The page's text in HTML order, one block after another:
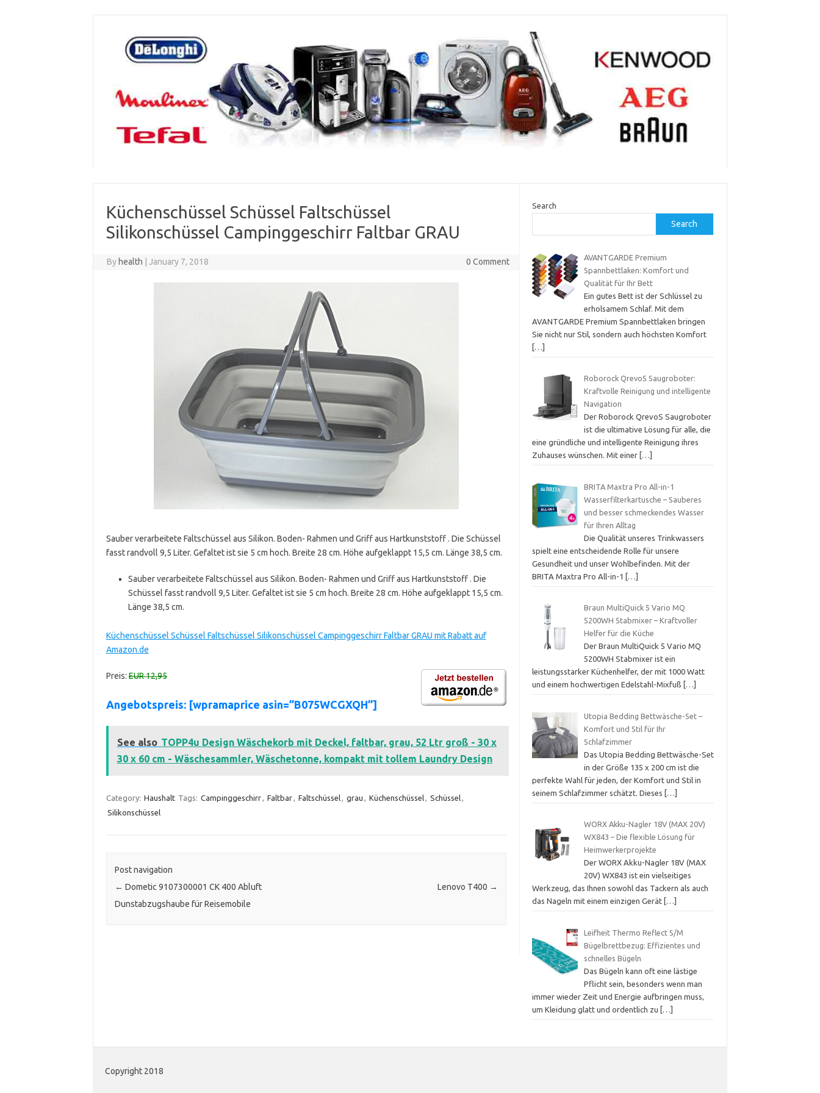
Küchenschüssel Schüssel Faltschüssel
Silikonschüssel Campinggeschirr Faltbar GRAU
By health January 7, 2018 0 Comment
Sauber verarbeitete Faltschüssel aus Silikon. Boden- Rahmen und Griff aus Hartkunststoff . Die Schüssel
fasst randvoll 9,5 Liter. Gefaltet ist sie 5 cm hoch. Breite 28 cm. Höhe aufgeklappt 15,5 cm. Länge 38,5 cm.
Sauber verarbeitete Faltschüssel aus Silikon. Boden- Rahmen und Griff aus Hartkunststoff . Die
Schüssel fasst randvoll 9,5 Liter. Gefaltet ist sie 5 cm hoch. Breite 28 cm. Höhe aufgeklappt 15,5 cm.
Länge 38,5 cm.
Küchenschüssel Schüssel Faltschüssel Silikonschüssel Campinggeschirr Faltbar GRAU mit Rabatt auf
Amazon.de
Preis:EUR 12,95
Angebotspreis: [wpramaprice asin=”B075WCGXQH”]
See also TOPP4u Design Wäschekorb mit Deckel, faltbar, grau, 52 Ltr groß - 30 x
30 x 60 cm - Wäschesammler, Wäschetonne, kompakt mit tollem Laundry Design
Category: Haushalt Tags: Campinggeschirr, Faltbar, Faltschüssel, grau , Küchenschüssel, Schüssel,
Silikonschüssel
Post navigation
← Dometic 9107300001 CK 400 Abluft
Dunstabzugshaube für Reisemobile
Lenovo T400 →
Search
Search
AVANTGARDE Premium
Spannbettlaken: Komfort und
Qualität für Ihr Bett
Ein gutes Bett ist der Schlüssel zu
erholsamem Schlaf. Mit dem
AVANTGARDE Premium Spannbettlaken bringen
Sie nicht nur Stil, sondern auch höchsten Komfort
[…]
Roborock QrevoS Saugroboter:
Kraftvolle Reinigung und intelligente
Navigation
Der Roborock QrevoS Saugroboter
ist die ultimative Lösung für alle, die
eine gründliche und intelligente Reinigung ihres
Zuhauses wünschen. Mit einer […]
BRITA Maxtra Pro All-in-1
Wasserfilterkartusche – Sauberes
und besser schmeckendes Wasser
für Ihren Alltag
Die Qualität unseres Trinkwassers
spielt eine entscheidende Rolle für unsere
Gesundheit und unser Wohlbefinden. Mit der
BRITA Maxtra Pro All-in-1
[…]
Braun MultiQuick 5 Vario MQ
5200WH Stabmixer – Kraftvoller
Helfer für die Küche
Der Braun MultiQuick 5 Vario MQ
5200WH Stabmixer ist ein
leistungsstarker Küchenhelfer, der mit 1000 Watt
und einem hochwertigen Edelstahl-Mixfuß
[…]
Utopia Bedding Bettwäsche-Set –
Komfort und Stil für Ihr
Schlafzimmer
Das Utopia Bedding Bettwäsche-Set
in der Größe 135 x 200 cm ist die
perfekte Wahl für jeden, der Komfort und Stil in
seinem Schlafzimmer schätzt. Dieses
[…]
WORX Akku-Nagler 18V (MAX 20V)
WX843 – Die flexible Lösung für
Heimwerkerprojekte
Der WORX Akku-Nagler 18V (MAX
20V) WX843 ist ein vielseitiges
Werkzeug, das Ihnen sowohl das Tackern als auch
das Nageln mit einem einzigen Gerät […]
Leifheit Thermo Reflect S/M
Bügelbrettbezug: Effizientes und
schnelles Bügeln
Das Bügeln kann oft eine lästige
Pflicht sein, besonders wenn man
immer wieder Zeit und Energie aufbringen muss,
um Kleidung glatt und ordentlich zu
[…]
Copyright 2018